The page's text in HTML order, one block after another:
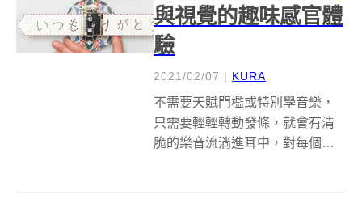
與視覺的趣味感官體
驗
2021/02/07 | KURA
不需要天賦門檻或特別學音樂，
只需要輕輕轉動發條，就會有清
脆的樂音流淌進耳中，對每個人